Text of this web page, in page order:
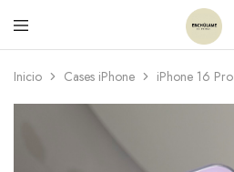
Inicio Cases iPhone iPhone 16 Pro